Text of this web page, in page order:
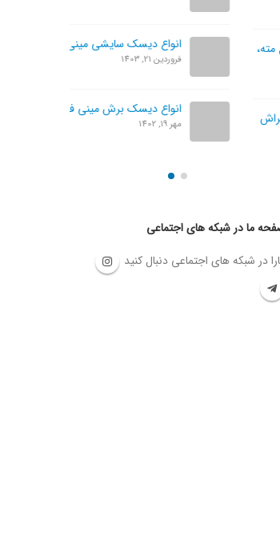
انواع دیسک سایشی مینی فرز
انواع دیسک برش مینی فرز
صفحه ما در شبکه های اجتماعی
مارا در شبکه های اجتماعی دنبال کنید